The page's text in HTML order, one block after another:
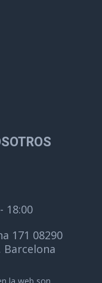
18:00
171 08290
Barcelona